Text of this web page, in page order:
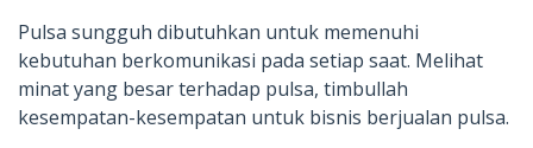
Pulsa sungguh dibutuhkan untuk memenuhi
kebutuhan berkomunikasi pada setiap saat. Melihat
minat yang besar terhadap pulsa, timbullah
kesempatan-kesempatan untuk bisnis berjualan pulsa.